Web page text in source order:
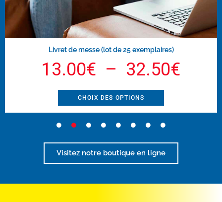
Livret de messe (lot de 25 exemplaires)
13.00€ – 32.50€
CHOIX DES OPTIONS
Visitez notre boutique en ligne